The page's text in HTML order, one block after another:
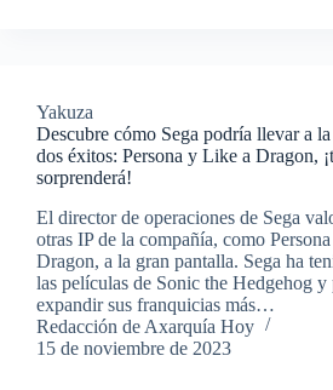
Yakuza
Descubre cómo Sega podría llevar a
dos éxitos: Persona y Like a Dragon,
sorprenderá!
El director de operaciones de Sega
otras IP de la compañía, como
Dragon, a la gran pantalla. Sega ha
las películas de Sonic the Hedgehog y
expandir sus franquicias más…
Redacción de Axarquía Hoy
15 de noviembre de 2023